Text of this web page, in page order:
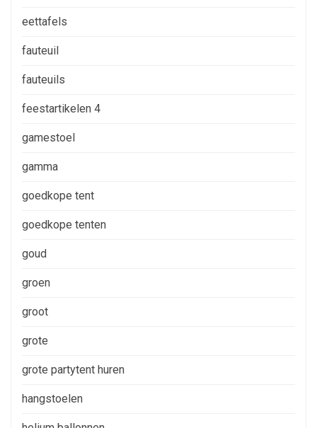
eettafels
fauteuil
fauteuils
feestartikelen 4
gamestoel
gamma
goedkope tent
goedkope tenten
goud
groen
groot
grote
grote partytent huren
hangstoelen